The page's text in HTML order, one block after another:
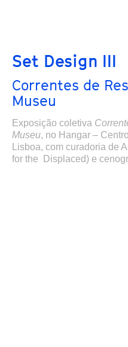
Set Design III
Correntes de
Museu
Exposição coletiva
Museu, no Hangar –
Lisboa, com curadoria de
for the Displaced) e